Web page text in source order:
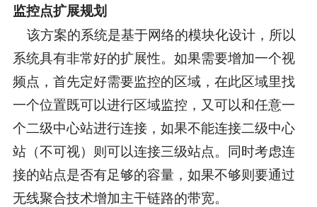
监控点扩展规划
该方案的系统是基于网络的模块化设计，所以
系统具有非常好的扩展性。如果需要增加一个视
频点，首先定好需要监控的区域，在此区域里找
一个位置既可以进行区域监控，又可以和任意一
个二级中心站进行连接，如果不能连接二级中心
站（不可视）则可以连接三级站点。同时考虑连
接的站点是否有足够的容量，如果不够则要通过
无线聚合技术增加主干链路的带宽。